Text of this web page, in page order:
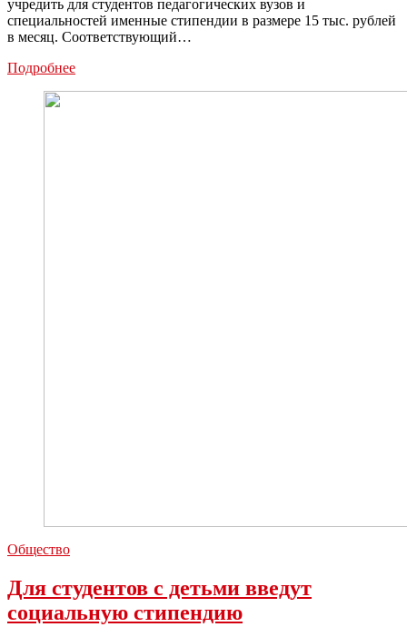
учредить для студентов педагогических вузов и
специальностей именные стипендии в размере 15 тыс. рублей
в месяц. Соответствующий…
ПодробнееМинпросвещения
Общество
Для студентов с детьми введут
социальную стипендию